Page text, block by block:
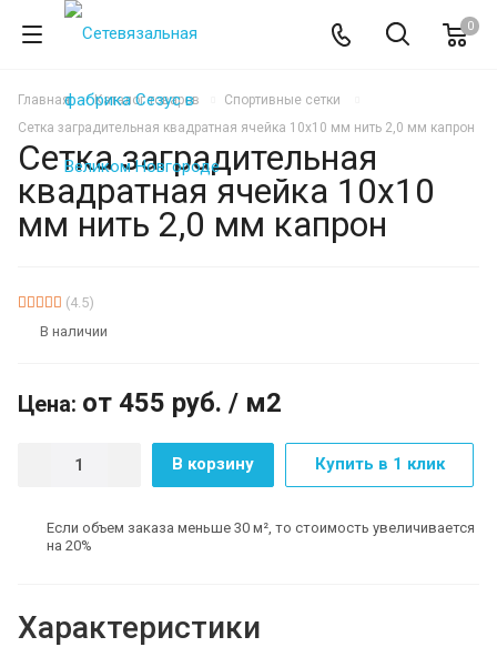
0
Главная Каталог товаров
Спортивные сетки
Сетка заградительная квадратная ячейка 10х10 мм нить 2,0 мм капрон
Сетка заградительная
квадратная ячейка 10х10
мм нить 2,0 мм капрон
(4.5)
В наличии
Цена: от 455 руб. / м2
В корзину Купить в 1 клик
Если объем заказа меньше 30 м², то стоимость увеличивается
на 20%
Характеристики